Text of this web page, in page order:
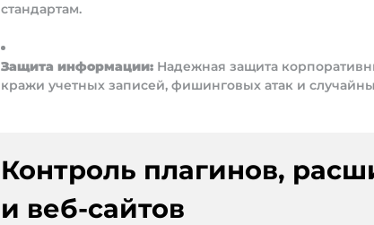
стандартам.
Защита информации: Надежная защита
кражи учетных записей, фишинговых атак и
Контроль плагинов,
и веб-сайтов